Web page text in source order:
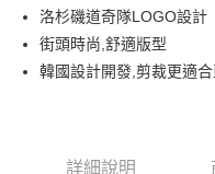
Apple Pay
街口支付
洛杉磯道奇隊LOGO設計
街頭時尚,舒適版型
韓國設計開發,剪裁更適合
詳細說明